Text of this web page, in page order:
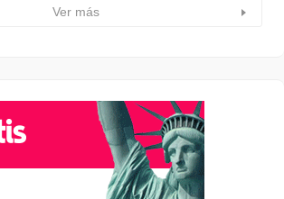
Ver más